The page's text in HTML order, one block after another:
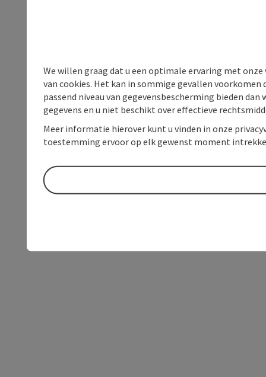
We willen graag dat u een optimale ervaring met
van cookies. Het kan in sommige gevallen voorkomen
passend niveau van gegevensbescherming bieden
gegevens en u niet beschikt over effectieve
Meer informatie hierover kunt u vinden in onze
toestemming ervoor op elk gewenst moment